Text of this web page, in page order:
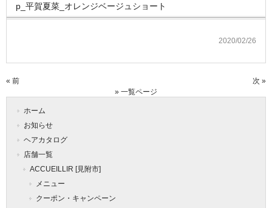
p_平賀夏菜_オレンジベージュショート
2020/02/26
« 前
次 »
» 一覧ページ
ホーム
お知らせ
ヘアカタログ
店舗一覧
ACCUEILLIR [見附市]
メニュー
クーポン・キャンペーン